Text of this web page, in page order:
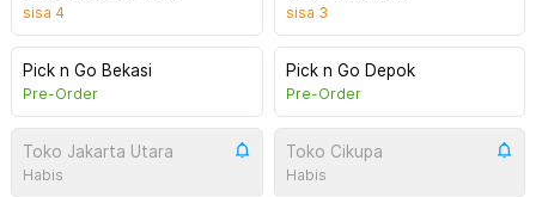
sisa 4 sisa 3
Pick n Go Bekasi
Pre-Order
Pick n Go Depok
Pre-Order
Toko Jakarta Utara
Habis
Toko Cikupa
Habis